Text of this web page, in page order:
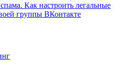
Как настроить легальные
группы ВКонтакте